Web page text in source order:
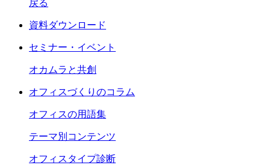
戻る
資料ダウンロード
セミナー・イベント
オカムラと共創
オフィスづくりのコラム
オフィスの用語集
テーマ別コンテンツ
オフィスタイプ診断